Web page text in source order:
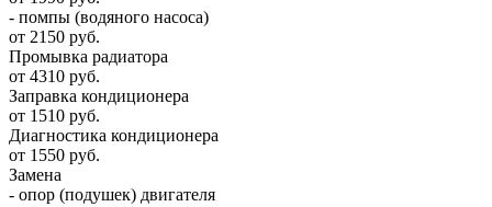
- помпы (водяного насоса)
от 2150 руб.
Промывка радиатора
от 4310 руб.
Заправка кондиционера
от 1510 руб.
Диагностика кондиционера
от 1550 руб.
Замена
- опор (подушек) двигателя